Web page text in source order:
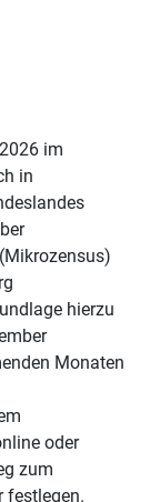
im
in
hierzu
Monaten
oder
zum
festlegen.